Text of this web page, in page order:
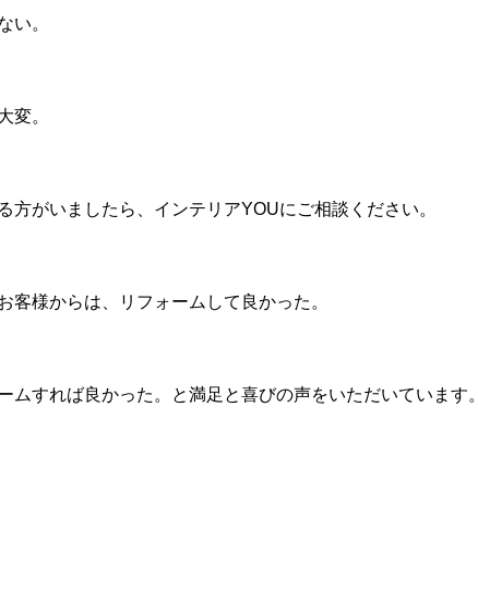
い。
変。
方がいましたら、インテリアYOUにご相談ください。
客様からは、リフォームして良かった。
ムすれば良かった。と満足と喜びの声をいただいています。